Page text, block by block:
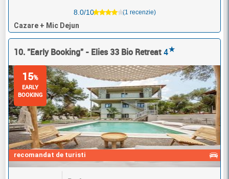
8.0/10 (1 recenzie)
Cazare + Mic Dejun
10. "Early Booking" - Elies 33 Bio Retreat 4★
recomandat de turisti
15%
EARLY
BOOKING